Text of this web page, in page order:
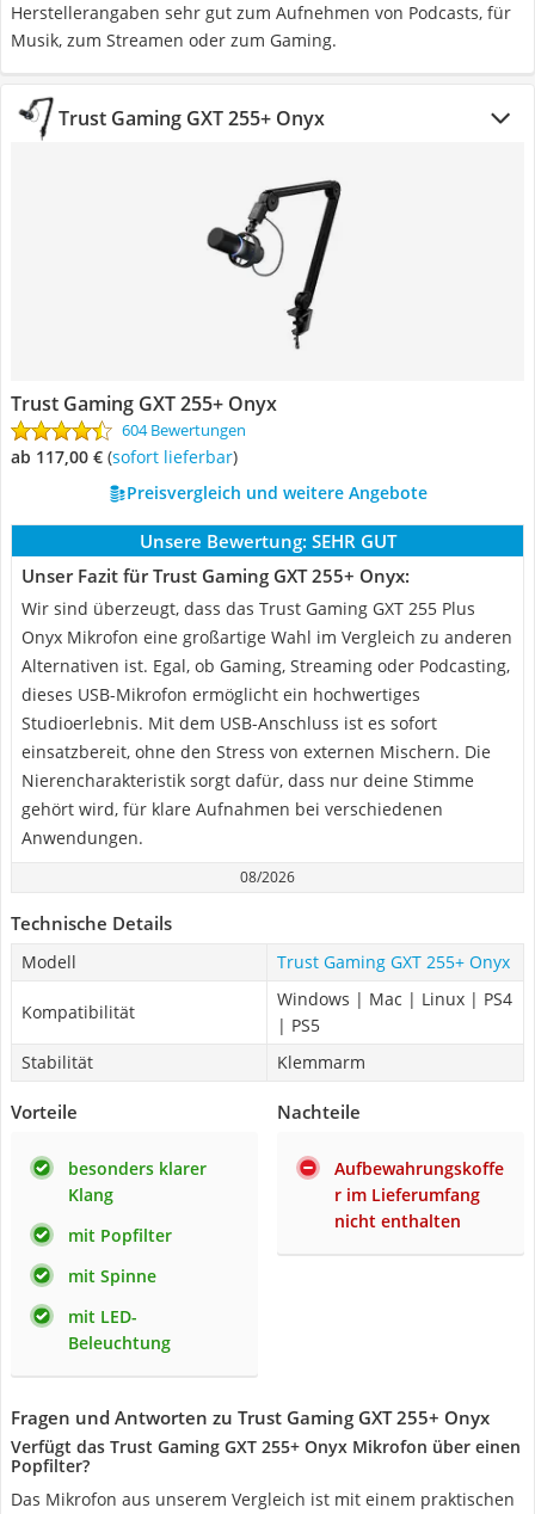
Herstellerangaben sehr gut zum Aufnehmen von Podcasts, für
Musik, zum Streamen oder zum Gaming.
Trust Gaming GXT 255+ Onyx
Trust Gaming GXT 255+ Onyx
604 Bewertungen
ab 117,00 € ( Sofort lieferbar)
Preisvergleich und weitere Angebote
Unsere Bewertung: SEHR GUT
Unser Fazit für Trust Gaming GXT 255+ Onyx:
Wir sind überzeugt, dass das Trust Gaming GXT 255 Plus
Onyx Mikrofon eine großartige Wahl im Vergleich zu anderen
Alternativen ist. Egal, ob Gaming, Streaming oder Podcasting,
dieses USB-Mikrofon ermöglicht ein hochwertiges
Studioerlebnis. Mit dem USB-Anschluss ist es sofort
einsatzbereit, ohne den Stress von externen Mischern. Die
Nierencharakteristik sorgt dafür, dass nur deine Stimme
gehört wird, für klare Aufnahmen bei verschiedenen
Anwendungen.
08/2026
Technische Details
Modell Trust Gaming GXT 255+ Onyx
Kompatibilität
Windows | Mac | Linux | PS4
| PS5
Stabilität
Klemmarm
Vorteile
besonders klarer
Klang
mit Popfilter
mit Spinne
mit LED-
Beleuchtung
Nachteile
Aufbewahrungskoffe
r im Lieferumfang
nicht enthalten
Fragen und Antworten zu Trust Gaming GXT 255+ Onyx
Verfügt das Trust Gaming GXT 255+ Onyx Mikrofon über einen
Popfilter?
Das Mikrofon aus unserem Vergleich ist mit einem praktischen